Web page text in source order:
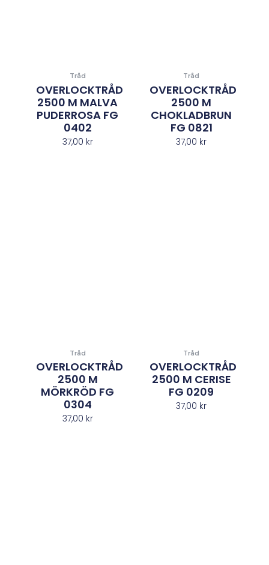
Tråd
OVERLOCKTRÅD
2500 M MALVA
PUDERROSA FG
0402
37,00 kr
Tråd
OVERLOCKTRÅD
2500 M
CHOKLADBRUN
FG 0821
37,00 kr
Tråd
OVERLOCKTRÅD
2500 M
MÖRKRÖD FG
0304
37,00 kr
Tråd
OVERLOCKTRÅD
2500 M CERISE
FG 0209
37,00 kr